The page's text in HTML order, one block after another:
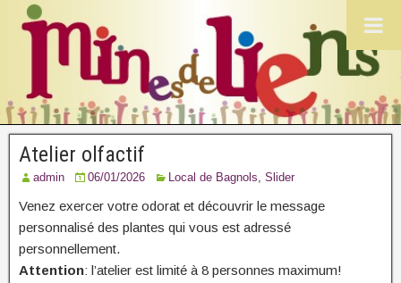
Atelier olfactif
admin 06/01/2026 Local de Bagnols, Slider
Venez exercer votre odorat et découvrir le message
personnalisé des plantes qui vous est adressé
personnellement.
Attention: l’atelier est limité à 8 personnes maximum!